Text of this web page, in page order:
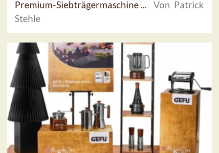
Premium-Siebträgermaschine ...
Von Patrick
Stehle